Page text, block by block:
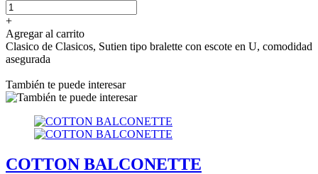
+
Agregar al carrito
Clasico de Clasicos, Sutien tipo bralette con escote en U, comodidad
asegurada
También te puede interesar
COTTON BALCONETTE